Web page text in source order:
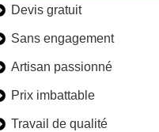
Devis gratuit
Sans engagement
Artisan passionné
Prix imbattable
Travail de qualité